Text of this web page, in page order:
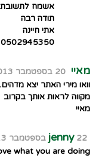
אשמח
תודה רבה
אתי חיינה
0502945350
מאיי 20 בספטמבר 2013 בשעה 12:30
וואו מירי האתר יצא מדהים.
מקווה לראות אותך בקרוב
מאיי
jenny 22 בספטמבר 2013 בשעה 11:51
what you are doing!!!